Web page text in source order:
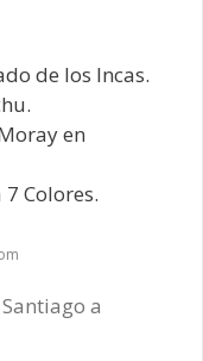
de los Incas.
en
Colores.
a